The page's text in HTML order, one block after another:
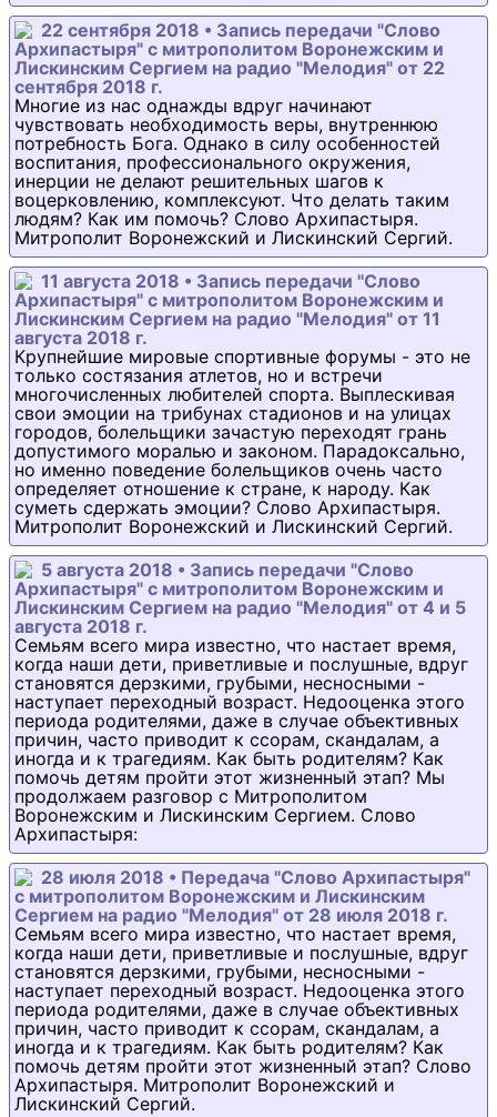
22 сентября 2018 • Запись передачи "Слово
Архипастыря" с митрополитом Воронежским и
Лискинским Сергием на радио "Мелодия" от 22
сентября 2018 г.
Многие из нас однажды вдруг начинают
чувствовать необходимость веры, внутреннюю
потребность Бога. Однако в силу особенностей
воспитания, профессионального окружения,
инерции не делают решительных шагов к
воцерковлению, комплексуют. Что делать таким
людям? Как им помочь? Слово Архипастыря.
Митрополит Воронежский и Лискинский Сергий.
11 августа 2018 • Запись передачи "Слово
Архипастыря" с митрополитом Воронежским и
Лискинским Сергием на радио "Мелодия" от 11
августа 2018 г.
Крупнейшие мировые спортивные форумы - это не
только состязания атлетов, но и встречи
многочисленных любителей спорта. Выплескивая
свои эмоции на трибунах стадионов и на улицах
городов, болельщики зачастую переходят грань
допустимого моралью и законом. Парадоксально,
но именно поведение болельщиков очень часто
определяет отношение к стране, к народу. Как
суметь сдержать эмоции? Слово Архипастыря.
Митрополит Воронежский и Лискинский Сергий.
5 августа 2018 • Запись передачи "Слово
Архипастыря" с митрополитом Воронежским и
Лискинским Сергием на радио "Мелодия" от 4 и 5
августа 2018 г.
Семьям всего мира известно, что настает время,
когда наши дети, приветливые и послушные, вдруг
становятся дерзкими, грубыми, несносными -
наступает переходный возраст. Недооценка этого
периода родителями, даже в случае объективных
причин, часто приводит к ссорам, скандалам, а
иногда и к трагедиям. Как быть родителям? Как
помочь детям пройти этот жизненный этап? Мы
продолжаем разговор с Митрополитом
Воронежским и Лискинским Сергием. Слово
Архипастыря:
28 июля 2018 • Передача "Слово Архипастыря"
с митрополитом Воронежским и Лискинским
Сергием на радио "Мелодия" от 28 июля 2018 г.
Семьям всего мира известно, что настает время,
когда наши дети, приветливые и послушные, вдруг
становятся дерзкими, грубыми, несносными -
наступает переходный возраст. Недооценка этого
периода родителями, даже в случае объективных
причин, часто приводит к ссорам, скандалам, а
иногда и к трагедиям. Как быть родителям? Как
помочь детям пройти этот жизненный этап? Слово
Архипастыря. Митрополит Воронежский и
Лискинский Сергий.